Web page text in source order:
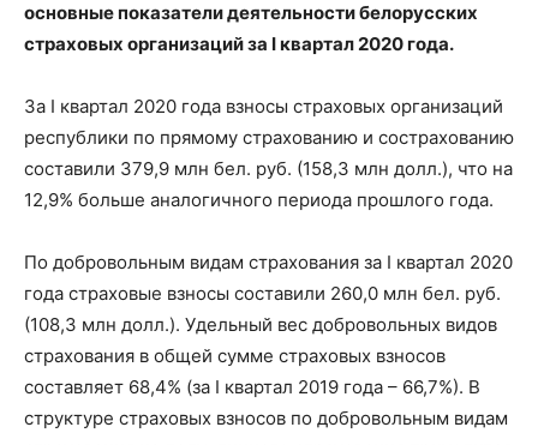
основные показатели деятельности белорусских
страховых организаций за I квартал 2020 года.
За I квартал 2020 года взносы страховых организаций
республики по прямому страхованию и сострахованию
составили 379,9 млн бел. руб. (158,3 млн долл.), что на
12,9% больше аналогичного периода прошлого года.
По добровольным видам страхования за I квартал 2020
года страховые взносы составили 260,0 млн бел. руб.
(108,3 млн долл.). Удельный вес добровольных видов
страхования в общей сумме страховых взносов
составляет 68,4% (за I квартал 2019 года – 66,7%). В
структуре страховых взносов по добровольным видам